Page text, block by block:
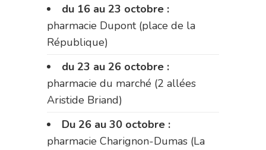
du 16 au 23 octobre :
pharmacie Dupont (place de la
République)
du 23 au 26 octobre :
pharmacie du marché (2 allées
Aristide Briand)
Du 26 au 30 octobre :
pharmacie Charignon-Dumas (La